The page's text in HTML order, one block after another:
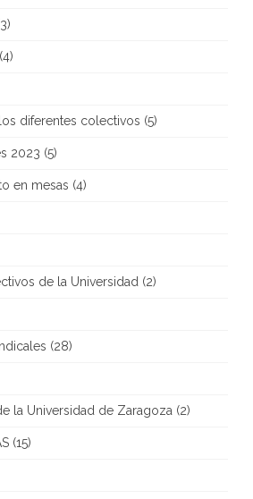
(4)
diferentes colectivos (5)
2023 (5)
en mesas (4)
de la Universidad (2)
(28)
la Universidad de Zaragoza (2)
(15)